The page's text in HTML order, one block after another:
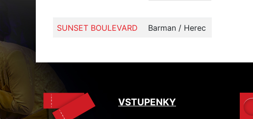
SUNSET BOULEVARD Barman / Herec
VSTUPENKY